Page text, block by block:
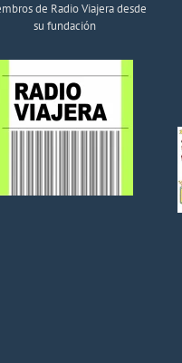
de Radio Viajera desde
su fundación